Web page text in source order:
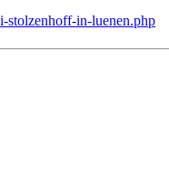
stolzenhoff-in-luenen.php